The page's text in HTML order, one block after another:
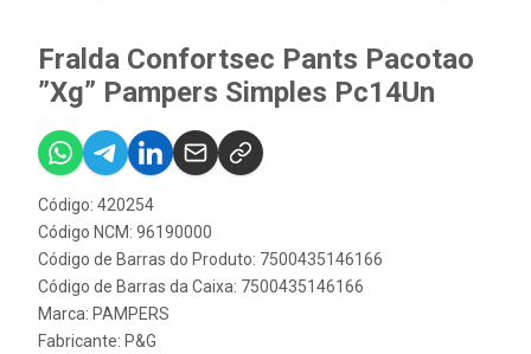
Fralda Confortsec Pants Pacotao
”Xg” Pampers Simples Pc14Un
Código: 420254
Código NCM: 96190000
Código de Barras do Produto: 7500435146166
Código de Barras da Caixa: 7500435146166
Marca: PAMPERS
Fabricante: P&G